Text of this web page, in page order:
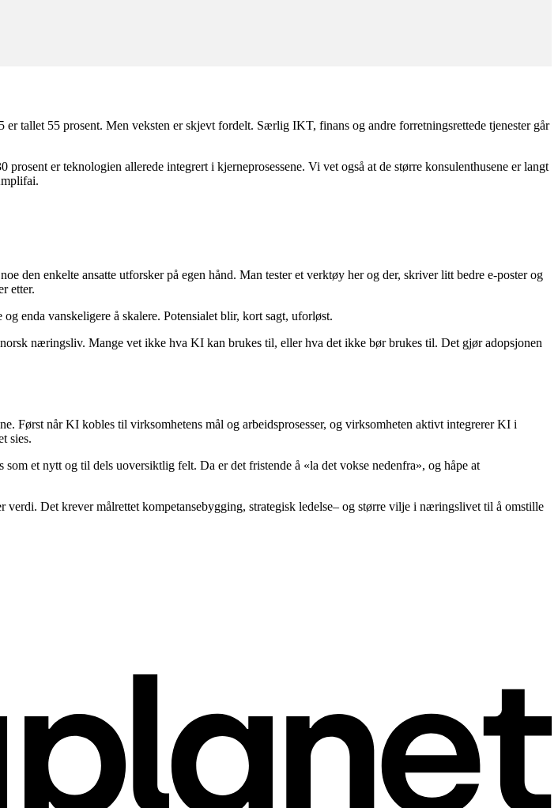
tallet 55 prosent. Men veksten er skjevt fordelt. Særlig IKT, finans og andre forretningsrettede tjenester går
er teknologien allerede integrert i kjerneprosessene. Vi vet også at de større konsulenthusene er langt
den enkelte ansatte utforsker på egen hånd. Man tester et verktøy her og der, skriver litt bedre e-poster og
etter.
enda vanskeligere å skalere. Potensialet blir, kort sagt, uforløst.
næringsliv. Mange vet ikke hva KI kan brukes til, eller hva det ikke bør brukes til. Det gjør adopsjonen
Først når KI kobles til virksomhetens mål og arbeidsprosesser, og virksomheten aktivt integrerer KI i
sies.
et nytt og til dels uoversiktlig felt. Da er det fristende å «la det vokse nedenfra», og håpe at
verdi. Det krever målrettet kompetansebygging, strategisk ledelse– og større vilje i næringslivet til å omstille